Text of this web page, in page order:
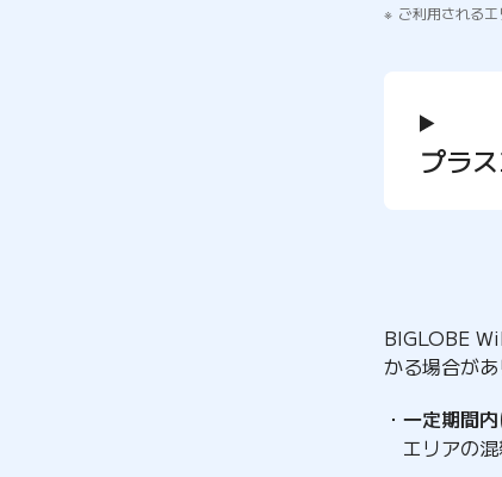
ご利用される
プラ
BIGLOBE
かる場合があ
一定期間
エリアの